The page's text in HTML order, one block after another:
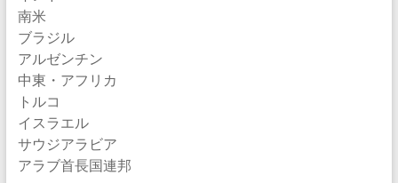
南米
ブラジル
アルゼンチン
中東・アフリカ
トルコ
イスラエル
サウジアラビア
アラブ首長国連邦